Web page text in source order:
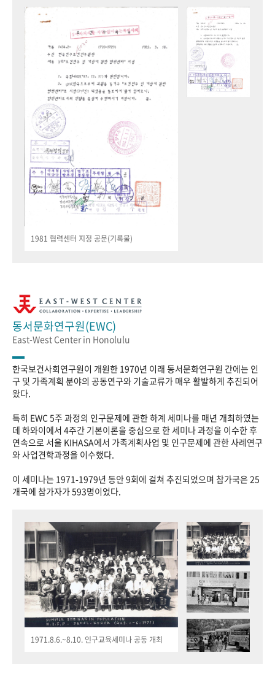
1981 협력센터 지정 공문(기록물)
동서문화연구원(EWC)
East-West Center in Honolulu
한국보건사회연구원이 개원한 1970년 이래 동서문화연구원 간에는 인
구 및 가족계획 분야의 공동연구와 기술교류가 매우 활발하게 추진되어
왔다.
특히 EWC 5주 과정의 인구문제에 관한 하계 세미나를 매년 개최하였는
데 하와이에서 4주간 기본이론을 중심으로 한 세미나 과정을 이수한 후
연속으로 서울 KIHASA에서 가족계획사업 및 인구문제에 관한 사례연구
와 사업견학과정을 이수했다.
이 세미나는 1971-1979년 동안 9회에 걸쳐 추진되었으며 참가국은 25
개국에 참가자가 593명이었다.
1971.8.6.~8.10. 인구교육세미나 공동 개최